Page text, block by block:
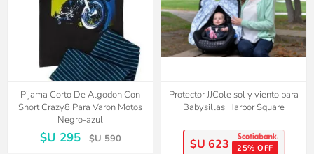
Pijama Corto De Algodon Con
Short Crazy8 Para Varon Motos
Negro-azul
$U 295 $U 590
Protector JJCole sol y viento para
Babysillas Harbor Square
$U 623 25% OFF